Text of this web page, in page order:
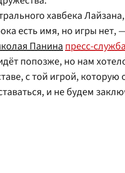
хавбека
есть имя, но игры нет,
Панинапресс-
попозже, но нам
с той игрой, которую
и не будем